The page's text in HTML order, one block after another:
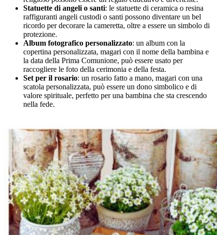
Statuette di angeli o santi: le statuette di ceramica o resina
raffiguranti angeli custodi o santi possono diventare un bel
ricordo per decorare la cameretta, oltre a essere un simbolo di
protezione.
Album fotografico personalizzato: un album con la
copertina personalizzata, magari con il nome della bambina e
la data della Prima Comunione, può essere usato per
raccogliere le foto della cerimonia e della festa.
Set per il rosario: un rosario fatto a mano, magari con una
scatola personalizzata, può essere un dono simbolico e di
valore spirituale, perfetto per una bambina che sta crescendo
nella fede.